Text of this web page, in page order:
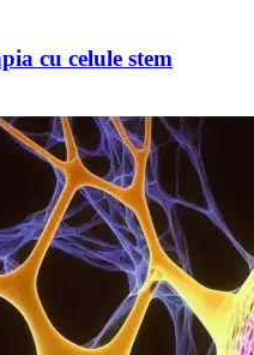
cu celule stem